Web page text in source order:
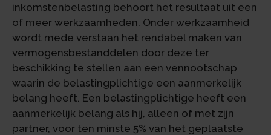
inkomstenbelasting behoort het resultaat uit een
of meer werkzaamheden. Onder werkzaamheid
wordt mede verstaan het rendabel maken van
vermogensbestanddelen door deze ter
beschikking te stellen aan een vennootschap
waarin de belastingplichtige een aanmerkelijk
belang heeft. Een belastingplichtige heeft een
aanmerkelijk belang als hij, alleen of met zijn
partner, voor ten minste 5% van het geplaatste